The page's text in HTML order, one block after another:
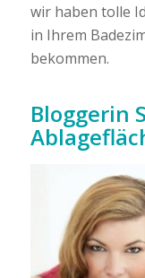
wir haben tolle
in Ihrem
bekommen.
Bloggerin